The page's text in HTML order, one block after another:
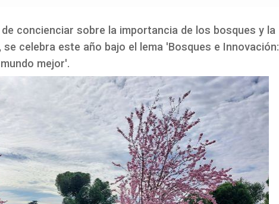
concienciar sobre la importancia de los bosques y la
celebra este año bajo el lema 'Bosques e Innovación:
mejor'.